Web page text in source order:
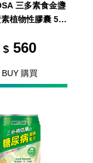
三多素食金盞
植物性膠囊 50
$560
BUY 購買